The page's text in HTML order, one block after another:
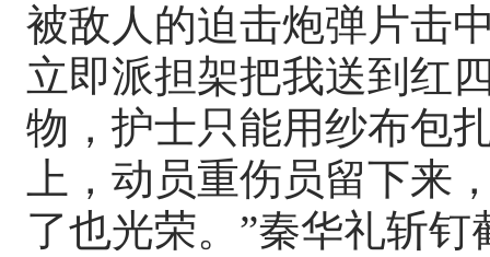
被敌人的迫击炮弹片击
立即派担架把我送到红
物，护士只能用纱布包
上，动员重伤员留下来
了也光荣。”秦华礼斩钉